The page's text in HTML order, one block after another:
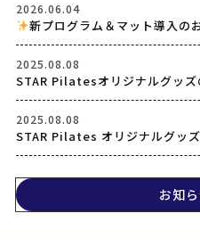
2026.06.04
新プログラム＆マット導入の
2025.08.08
STAR Pilatesオリジナルグッズ
2025.08.08
STAR Pilates オリジナルグッズ
お知